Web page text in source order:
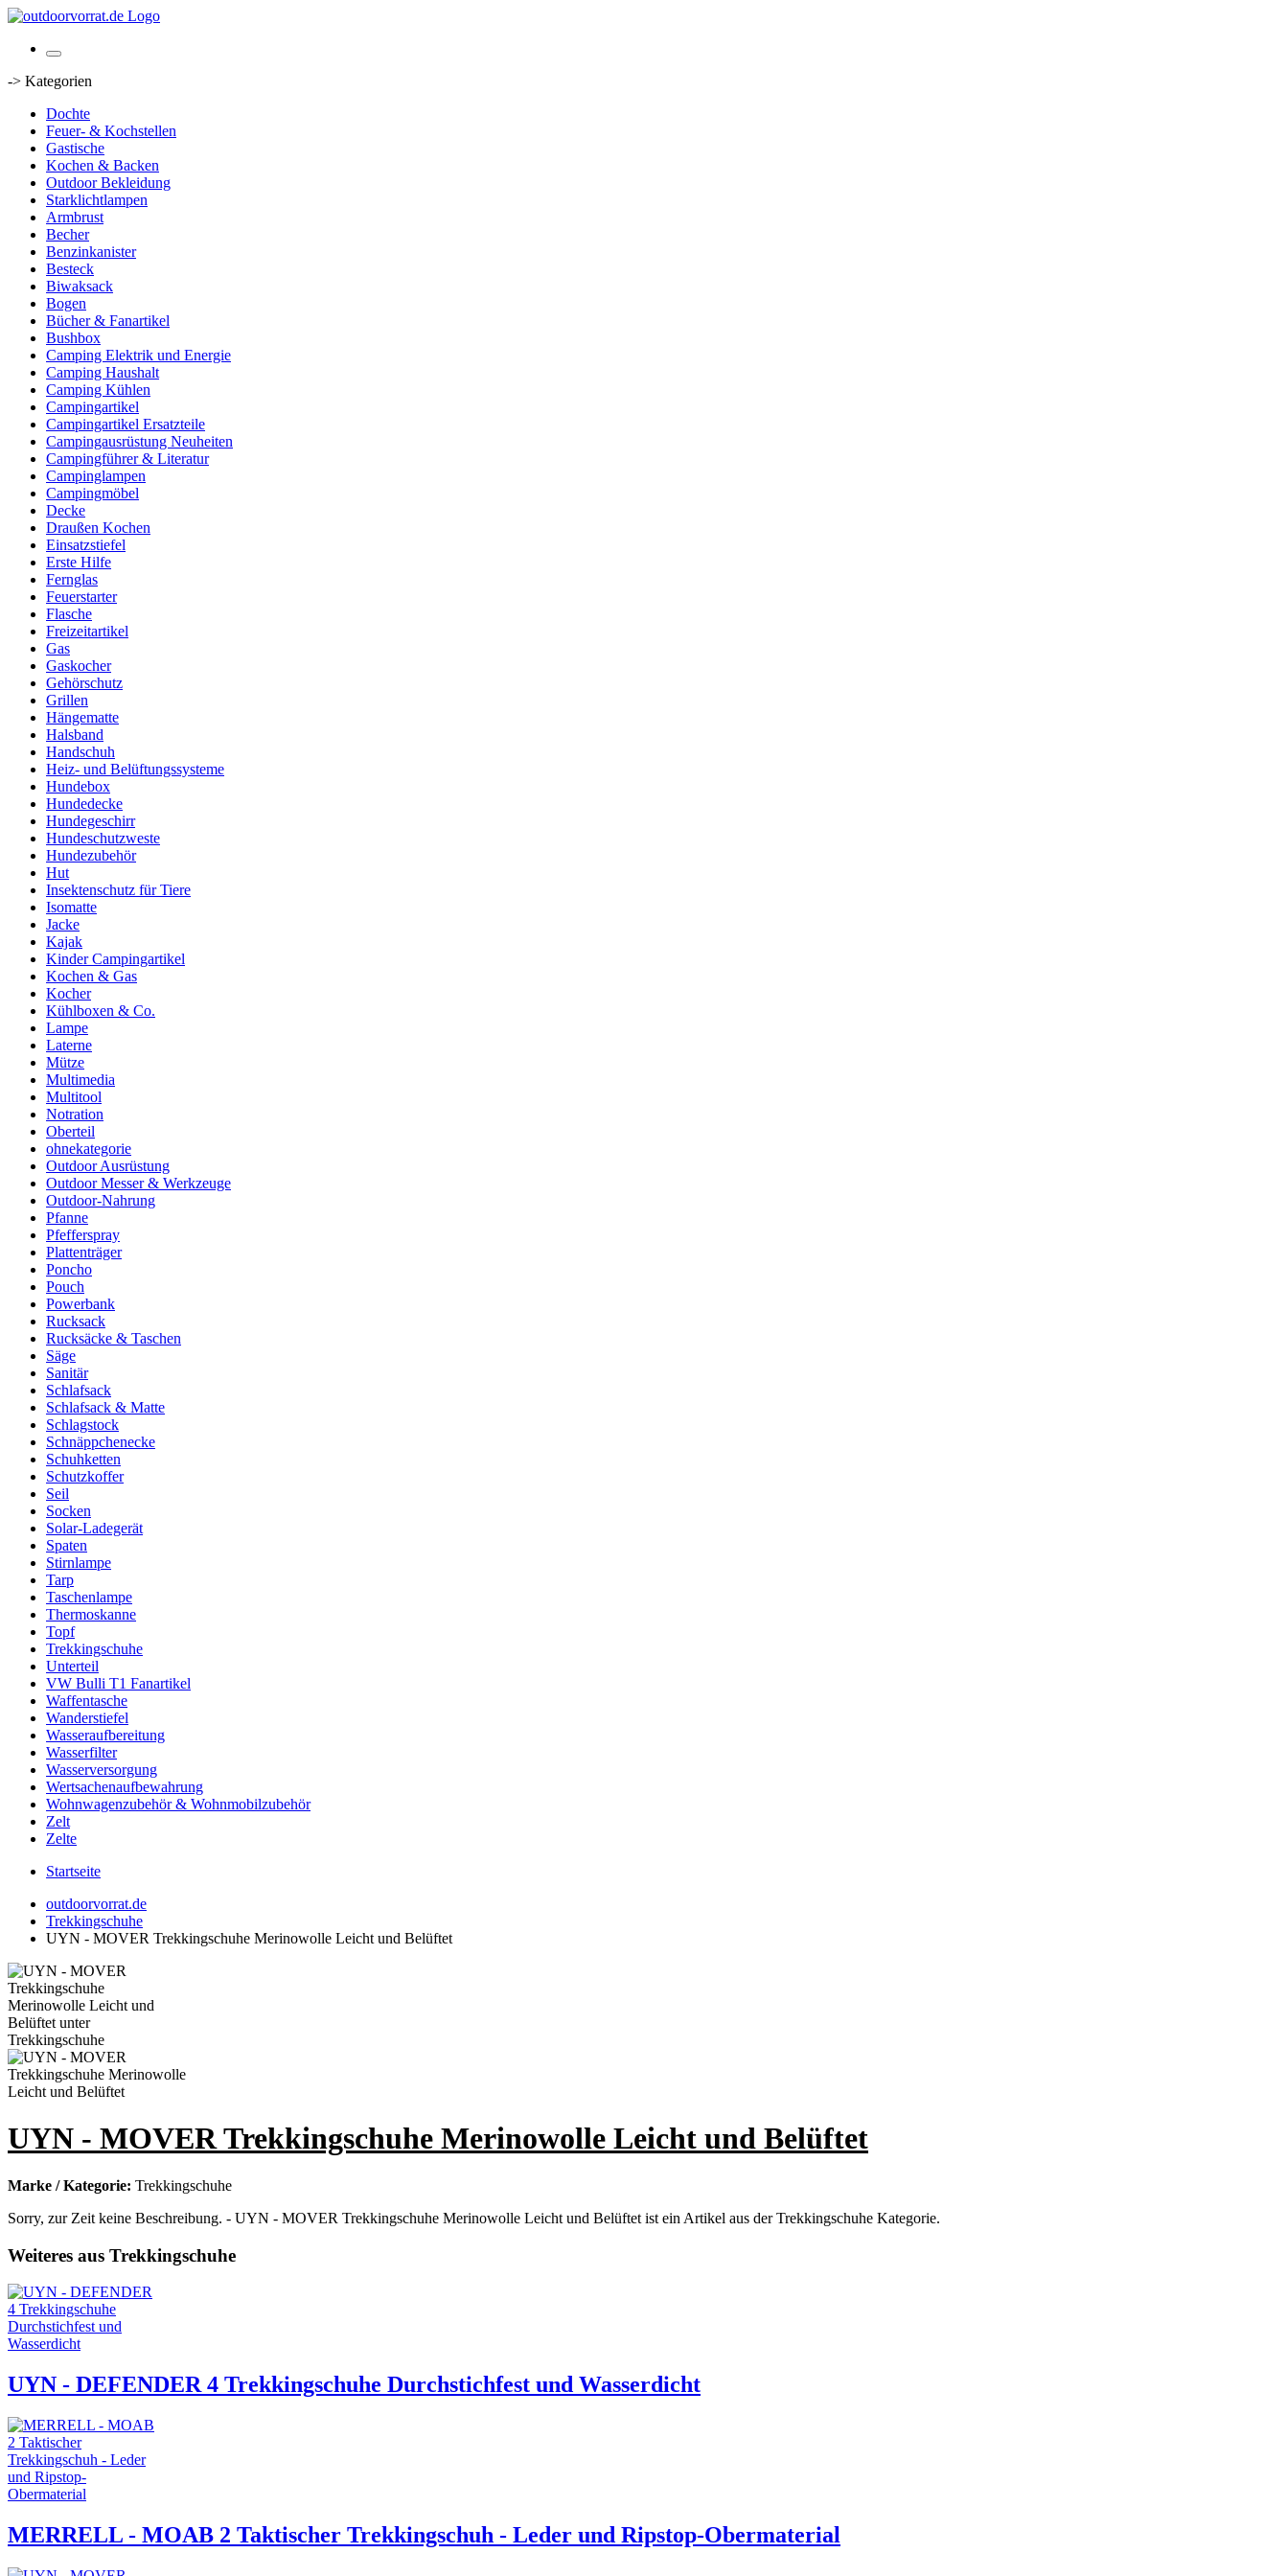
-> Kategorien
Dochte
Feuer- & Kochstellen
Gastische
Kochen & Backen
Outdoor Bekleidung
Starklichtlampen
Armbrust
Becher
Benzinkanister
Besteck
Biwaksack
Bogen
Bücher & Fanartikel
Bushbox
Camping Elektrik und Energie
Camping Haushalt
Camping Kühlen
Campingartikel
Campingartikel Ersatzteile
Campingausrüstung Neuheiten
Campingführer & Literatur
Campinglampen
Campingmöbel
Decke
Draußen Kochen
Einsatzstiefel
Erste Hilfe
Fernglas
Feuerstarter
Flasche
Freizeitartikel
Gas
Gaskocher
Gehörschutz
Grillen
Hängematte
Halsband
Handschuh
Heiz- und Belüftungssysteme
Hundebox
Hundedecke
Hundegeschirr
Hundeschutzweste
Hundezubehör
Hut
Insektenschutz für Tiere
Isomatte
Jacke
Kajak
Kinder Campingartikel
Kochen & Gas
Kocher
Kühlboxen & Co.
Lampe
Laterne
Mütze
Multimedia
Multitool
Notration
Oberteil
ohnekategorie
Outdoor Ausrüstung
Outdoor Messer & Werkzeuge
Outdoor-Nahrung
Pfanne
Pfefferspray
Plattenträger
Poncho
Pouch
Powerbank
Rucksack
Rucksäcke & Taschen
Säge
Sanitär
Schlafsack
Schlafsack & Matte
Schlagstock
Schnäppchenecke
Schuhketten
Schutzkoffer
Seil
Socken
Solar-Ladegerät
Spaten
Stirnlampe
Tarp
Taschenlampe
Thermoskanne
Topf
Trekkingschuhe
Unterteil
VW Bulli T1 Fanartikel
Waffentasche
Wanderstiefel
Wasseraufbereitung
Wasserfilter
Wasserversorgung
Wertsachenaufbewahrung
Wohnwagenzubehör & Wohnmobilzubehör
Zelt
Zelte
Startseite
outdoorvorrat.de
Trekkingschuhe
UYN - MOVER Trekkingschuhe Merinowolle Leicht und Belüftet
UYN - MOVER Trekkingschuhe Merinowolle Leicht und Belüftet
Marke / Kategorie: Trekkingschuhe
Sorry, zur Zeit keine Beschreibung. - UYN - MOVER Trekkingschuhe Merinowolle Leicht und Belüftet ist ein Artikel aus der Trekkingschuhe Kategorie.
Weiteres aus Trekkingschuhe
UYN - DEFENDER 4 Trekkingschuhe Durchstichfest und Wasserdicht
MERRELL - MOAB 2 Taktischer Trekkingschuh - Leder und Ripstop-Obermaterial